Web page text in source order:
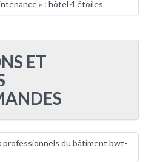
» : hôtel 4 étoiles
ET
professionnels du bâtiment bwt-